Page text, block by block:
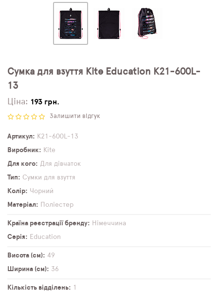
Сумка для взуття Kite Education K21-600L-
13
Ціна: 193 грн.
Залишити відгук
Артикул
K21-600L-13
Виробник
Kite
Для кого
Для дівчаток
Тип
Сумки для взуття
Колір
Чорний
Матеріал
Поліестер
Країна реєстрації бренду
Німеччина
Серія
Education
Висота (см)
49
Ширина (см)
36
Кількість відділень
1